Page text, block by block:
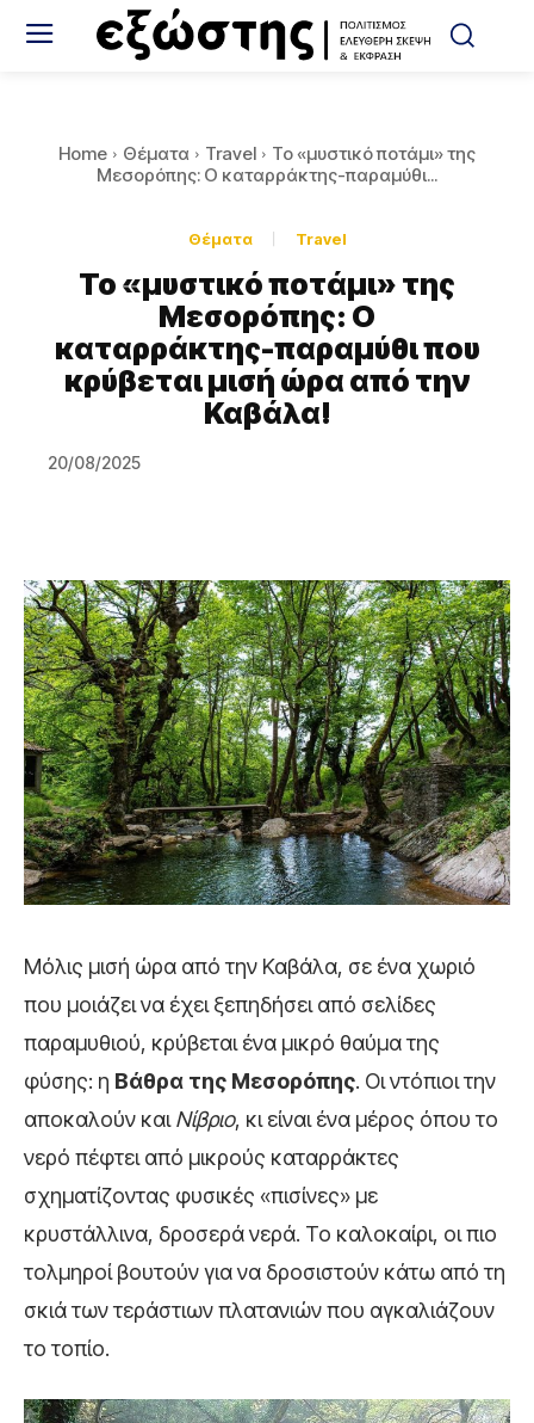
Home Θέματα Travel
Το «μυστικό ποτάμι» της
Μεσορόπης: O καταρράκτης-παραμύθι...
Θέματα Travel
Το «μυστικό ποτάμι» της
Μεσορόπης: O
καταρράκτης-παραμύθι που
κρύβεται μισή ώρα από την
Καβάλα!
20/08/2025
Μόλις μισή ώρα από την Καβάλα, σε ένα χωριό
που μοιάζει να έχει ξεπηδήσει από σελίδες
παραμυθιού, κρύβεται ένα μικρό θαύμα της
φύσης: η Βάθρα της Μεσορόπης. Οι ντόπιοι την
αποκαλούν καιΝίβριο, κι είναι ένα μέρος όπου το
νερό πέφτει από μικρούς καταρράκτες
σχηματίζοντας φυσικές «πισίνες» με
κρυστάλλινα, δροσερά νερά. Το καλοκαίρι, οι πιο
τολμηροί βουτούν για να δροσιστούν κάτω από τη
σκιά των τεράστιων πλατανιών που αγκαλιάζουν
το τοπίο.